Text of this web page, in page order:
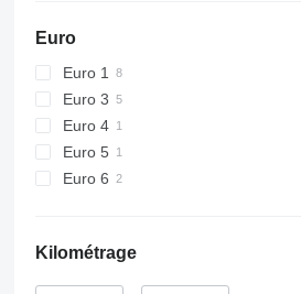
Euro
Euro 1
Euro 3
Euro 4
Euro 5
Euro 6
Kilométrage